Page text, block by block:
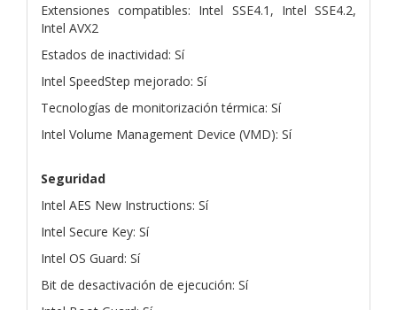
Extensiones compatibles: Intel SSE4.1, Intel SSE4.2,
Intel AVX2
Estados de inactividad: Sí
Intel SpeedStep mejorado: Sí
Tecnologías de monitorización térmica: Sí
Intel Volume Management Device (VMD): Sí
Seguridad
Intel AES New Instructions: Sí
Intel Secure Key: Sí
Intel OS Guard: Sí
Bit de desactivación de ejecución: Sí